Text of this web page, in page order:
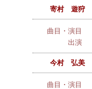
寄村 遊狩
曲目・演目
出演
今村 弘美
曲目・演目